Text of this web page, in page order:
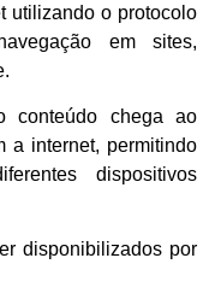
utilizando o protocolo
em sites,
conteúdo chega ao
a internet, permitindo
dispositivos
disponibilizados por